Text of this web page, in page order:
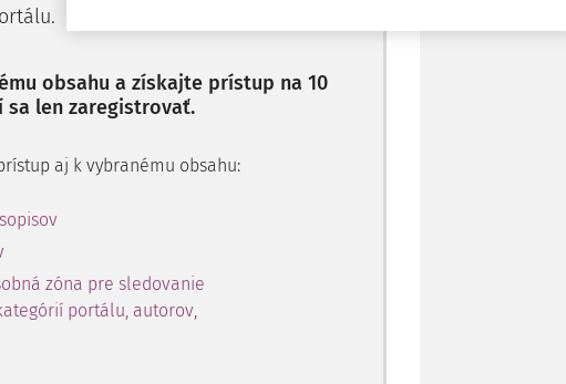
obsahu a získajte prístup na 10
sa len zaregistrovať.
aj k vybranému obsahu:
zóna pre sledovanie
portálu, autorov,